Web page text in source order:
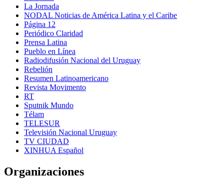
La Jornada
NODAL Noticias de América Latina y el Caribe
Página 12
Periódico Claridad
Prensa Latina
Pueblo en Línea
Radiodifusión Nacional del Uruguay
Rebelión
Resumen Latinoamericano
Revista Movimento
RT
Sputnik Mundo
Télam
TELESUR
Televisión Nacional Uruguay
TV CIUDAD
XINHUA Español
Organizaciones